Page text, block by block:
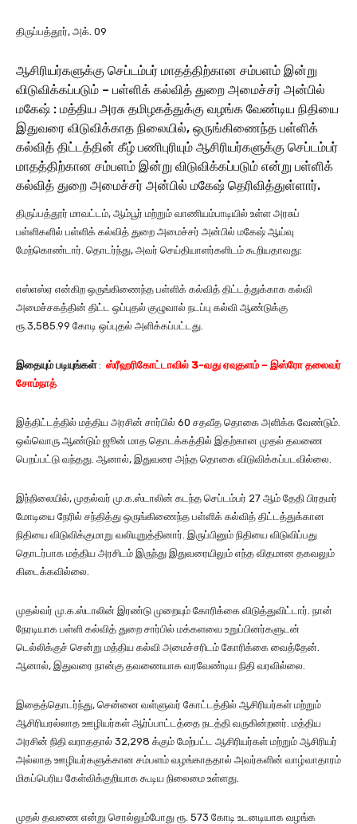
திருப்பத்தூர், அக். 09
ஆசிரியர்களுக்கு செப்டம்பர் மாதத்திற்கான சம்பளம் இன்று
விடுவிக்கப்படும் – பள்ளிக் கல்வித் துறை அமைச்சர் அன்பில்
மகேஷ் : மத்திய அரசு தமிழகத்துக்கு வழங்க வேண்டிய நிதியை
இதுவரை விடுவிக்காத நிலையில், ஒருங்கிணைந்த பள்ளிக்
கல்வித் திட்டத்தின் கீழ் பணிபுரியும் ஆசிரியர்களுக்கு செப்டம்பர்
மாதத்திற்கான சம்பளம் இன்று விடுவிக்கப்படும் என்று பள்ளிக்
கல்வித் துறை அமைச்சர் அன்பில் மகேஷ் தெரிவித்துள்ளார்.
திருப்பத்தூர் மாவட்டம், ஆம்பூர் மற்றும் வாணியம்பாடியில் உள்ள அரசுப்
பள்ளிகளில் பள்ளிக் கல்வித் துறை அமைச்சர் அன்பில் மகேஷ் ஆய்வு
மேற்கொண்டார். தொடர்ந்து, அவர் செய்தியாளர்களிடம் கூறியதாவது:
எஸ்எஸ்ஏ என்கிற ஒருங்கிணைந்த பள்ளிக் கல்வித் திட்டத்துக்காக கல்வி
அமைச்சகத்தின் திட்ட ஒப்புதல் குழுவால் நடப்பு கல்வி ஆண்டுக்கு
ரூ.3,585.99 கோடி ஒப்புதல் அளிக்கப்பட்டது.
இதையும் படியுங்கள்: ஸ்ரீஹரிகோட்டாவில் 3-வது ஏவுதளம் – இஸ்ரோ தலைவர்
சோம்நாத்
இத்திட்டத்தில் மத்திய அரசின் சார்பில் 60 சதவீத தொகை அளிக்க வேண்டும்.
ஒவ்வொரு ஆண்டும் ஜூன் மாத தொடக்கத்தில் இதற்கான முதல் தவணை
பெறப்பட்டு வந்தது. ஆனால், இதுவரை அந்த தொகை விடுவிக்கப்படவில்லை.
இந்நிலையில், முதல்வர் மு.க.ஸ்டாலின் கடந்த செப்டம்பர் 27 ஆம் தேதி பிரதமர்
மோடியை நேரில் சந்தித்து ஒருங்கிணைந்த பள்ளிக் கல்வித் திட்டத்துக்கான
நிதியை விடுவிக்குமாறு வலியுறுத்தினார். இருப்பினும் நிதியை விடுவிப்பது
தொடர்பாக மத்திய அரசிடம் இருந்து இதுவரையிலும் எந்த விதமான தகவலும்
கிடைக்கவில்லை.
முதல்வர் மு.க.ஸ்டாலின் இரண்டு முறையும் கோரிக்கை விடுத்துவிட்டார். நான்
நேரடியாக பள்ளி கல்வித் துறை சார்பில் மக்களவை உறுப்பினர்களுடன்
டெல்லிக்குச் சென்று மத்திய கல்வி அமைச்சரிடம் கோரிக்கை வைத்தேன்.
ஆனால், இதுவரை நான்கு தவணையாக வரவேண்டிய நிதி வரவில்லை.
இதைத்தொடர்ந்து, சென்னை வள்ளுவர் கோட்டத்தில் ஆசிரியர்கள் மற்றும்
ஆசிரியரல்லாத ஊழியர்கள் ஆர்ப்பாட்டத்தை நடத்தி வருகின்றனர். மத்திய
அரசின் நிதி வராததால் 32,298 க்கும் மேற்பட்ட ஆசிரியர்கள் மற்றும் ஆசிரியர்
அல்லாத ஊழியர்களுக்கான சம்பளம் வழங்காததால் அவர்களின் வாழ்வாதாரம்
மிகப்பெரிய கேள்விக்குறியாக கூடிய நிலைமை உள்ளது.
முதல் தவணை என்று சொல்லும்போது ரூ. 573 கோடி உடனடியாக வழங்க